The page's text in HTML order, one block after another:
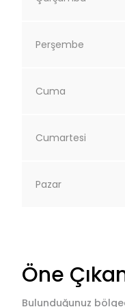
Perşembe
Cuma
Cumartesi
Pazar
Öne
Bulunduğunuz